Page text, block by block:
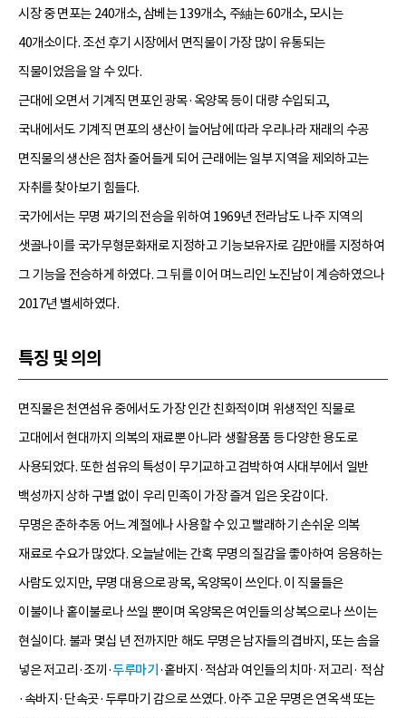
시장 중 면포는 240개소, 삼베는 139개소, 주紬는 60개소, 모시는
40개소이다. 조선 후기 시장에서 면직물이 가장 많이 유통되는
직물이었음을 알 수 있다.
근대에 오면서 기계직 면포인 광목·옥양목 등이 대량 수입되고,
국내에서도 기계직 면포의 생산이 늘어남에 따라 우리나라 재래의 수공
면직물의 생산은 점차 줄어들게 되어 근래에는 일부 지역을 제외하고는
자취를 찾아보기 힘들다.
국가에서는 무명 짜기의 전승을 위하여 1969년 전라남도 나주 지역의
샛골나이를 국가무형문화재로 지정하고 기능보유자로 김만애를 지정하여
그 기능을 전승하게 하였다. 그 뒤를 이어 며느리인 노진남이 계승하였으나
2017년 별세하였다.
특징 및 의의
면직물은 천연섬유 중에서도 가장 인간 친화적이며 위생적인 직물로
고대에서 현대까지 의복의 재료뿐 아니라 생활용품 등 다양한 용도로
사용되었다. 또한 섬유의 특성이 무기교하고 검박하여 사대부에서 일반
백성까지 상하 구별 없이 우리 민족이 가장 즐겨 입은 옷감이다.
무명은 춘하추동 어느 계절에나 사용할 수 있고 빨래하기 손쉬운 의복
재료로 수요가 많았다. 오늘날에는 간혹 무명의 질감을 좋아하여 응용하는
사람도 있지만, 무명 대용으로 광목, 옥양목이 쓰인다. 이 직물들은
이불이나 홑이불로나 쓰일 뿐이며 옥양목은 여인들의 상복으로나 쓰이는
현실이다. 불과 몇십 년 전까지만 해도 무명은 남자들의 겹바지, 또는 솜을
넣은 저고리·조끼·두루마기 ·홑바지·적삼과 여인들의 치마·저고리· 적삼
·속바지·단속곳·두루마기 감으로 쓰였다. 아주 고운 무명은 연옥색 또는